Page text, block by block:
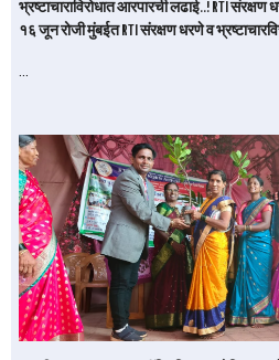
भ्रष्टाचाराविरोधात आरपारची लढाई..! RTI
१६ जून रोजी मुंबईत RTI संरक्षण धरणे व
…